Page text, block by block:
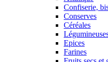
Confiserie,
Conserves
Céréales
Epices
Farines